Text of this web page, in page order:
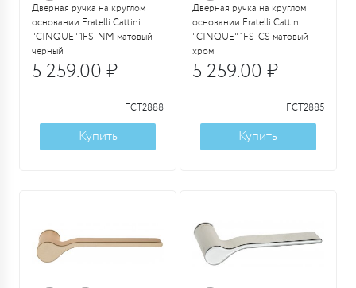
Дверная ручка на круглом
основании Fratelli Cattini
"CINQUE" 1FS-NM матовый
черный
5 259.00 ₽
FCT2888
Купить
Дверная ручка на круглом
основании Fratelli Cattini
"CINQUE" 1FS-CS матовый
хром
5 259.00 ₽
FCT2885
Купить